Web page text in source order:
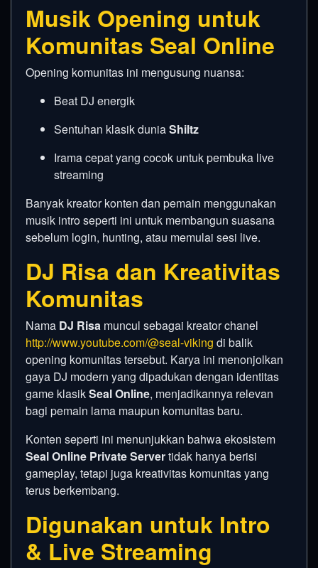
Musik Opening untuk
Komunitas Seal Online
Opening komunitas ini mengusung nuansa:
Beat DJ energik
Sentuhan klasik duniaShiltz
Irama cepat yang cocok untuk pembuka live
streaming
Banyak kreator konten dan pemain menggunakan
musik intro seperti ini untuk membangun suasana
sebelum login, hunting, atau memulai sesi live.
DJ Risa dan Kreativitas
Komunitas
Nama DJ Risa muncul sebagai kreator chanel
http://www.youtube.com/@seal-viking di balik
opening komunitas tersebut. Karya ini menonjolkan
gaya DJ modern yang dipadukan dengan identitas
game klasikSeal Online, menjadikannya relevan
bagi pemain lama maupun komunitas baru.
Konten seperti ini menunjukkan bahwa ekosistem
Seal Online Private Servertidak hanya berisi
gameplay, tetapi juga kreativitas komunitas yang
terus berkembang.
Digunakan untuk Intro
& Live Streaming